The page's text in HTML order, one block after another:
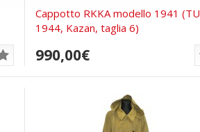
Cappotto RKKA modello 1941 (TU
1944, Kazan, taglia 6)
990,00€